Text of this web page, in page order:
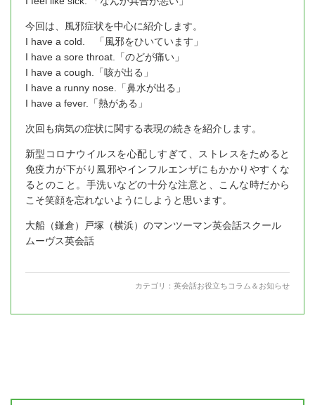
今回は、風邪症状を中心に紹介します。
I have a cold. 「風邪をひいています」
I have a sore throat.「のどが痛い」
I have a cough.「咳が出る」
I have a runny nose.「鼻水が出る」
I have a fever.「熱がある」
次回も病気の症状に関する表現の続きを紹介します。
新型コロナウイルスを心配しすぎて、ストレスをためると
免疫力が下がり風邪やインフルエンザにもかかりやすくな
るとのこと。手洗いなどの十分な注意と、こんな時だから
こそ笑顔を忘れないようにしようと思います。
大船（鎌倉）戸塚（横浜）のマンツーマン英会話スクール
ムーヴス英会話
カテゴリ： 英会話お役立ちコラム＆お知らせ